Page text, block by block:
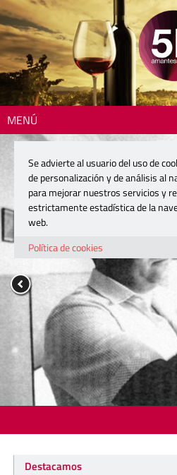
MENÚ
Destacamos
Se advierte al usuario del uso de
de personalización y de análisis al
para mejorar nuestros servicios y
estrictamente estadística de la
web.
Política de cookies